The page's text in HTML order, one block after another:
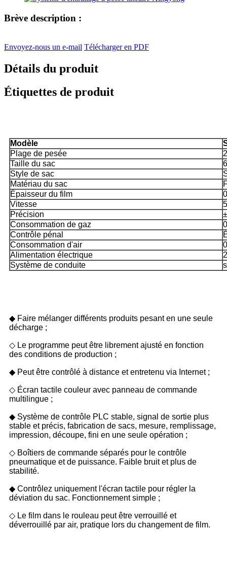
Brève description :
Envoyez-nous un e-mail Télécharger en PDF
Détails du produit
Étiquettes de produit
Modèle
Plage de pesée
Taille du sac
Style de sac
Matériau du sac
Épaisseur du film
Vitesse
Précision
Consommation de gaz
Contrôle pénal
Consommation d'air
Alimentation électrique
Système de conduite
◆ Faire mélanger différents produits pesant en une seule
décharge ;
◇ Le programme peut être librement ajusté en fonction
des conditions de production ;
◆ Peut être contrôlé à distance et entretenu via Internet ;
◇ Écran tactile couleur avec panneau de commande
multilingue ;
◆ Système de contrôle PLC stable, signal de sortie plus
stable et précis, fabrication de sacs, mesure, remplissage,
impression, découpe, fini en une seule opération ;
◇ Boîtiers de commande séparés pour le contrôle
pneumatique et de puissance. Faible bruit et plus de
stabilité.
◆ Contrôlez uniquement l'écran tactile pour régler la
déviation du sac. Fonctionnement simple ;
◇ Le film dans le rouleau peut être verrouillé et
déverrouillé par air, pratique lors du changement de film.